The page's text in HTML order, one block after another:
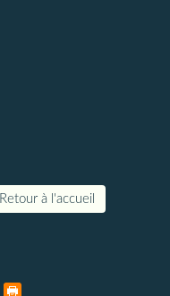
Retour à l'accueil